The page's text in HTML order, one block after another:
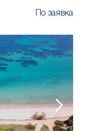
По заявка